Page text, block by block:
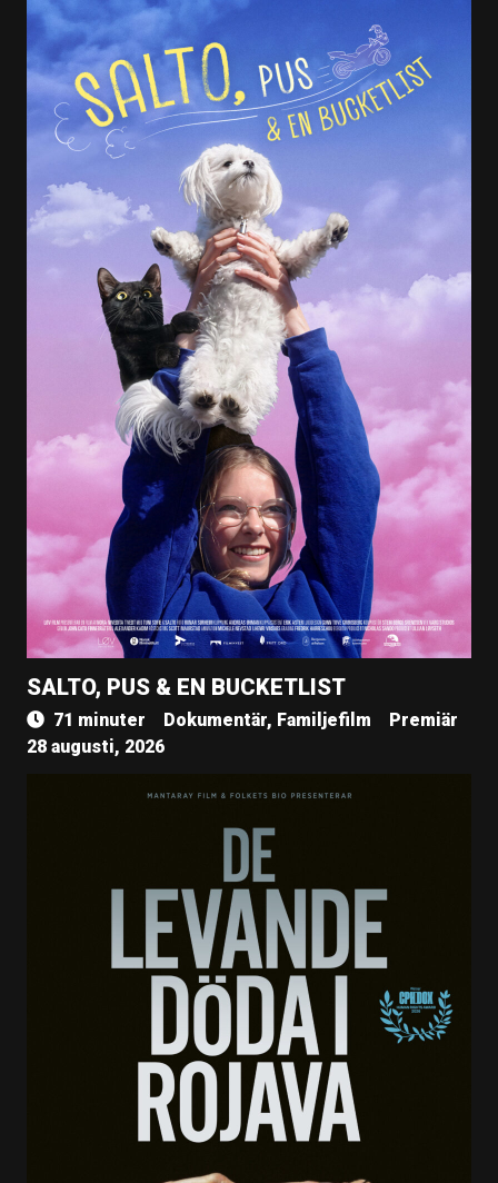
SALTO, PUS & EN BUCKETLIST
71 minuter Dokumentär, Familjefilm
Premiär
28 augusti, 2026